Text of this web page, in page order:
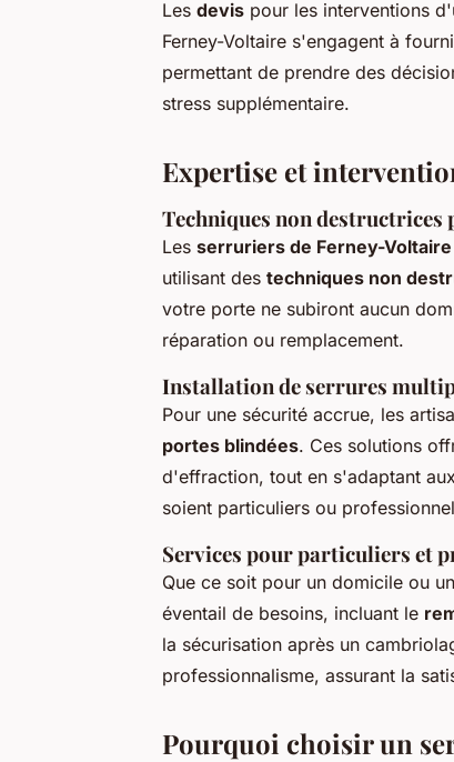
Les devis pour les interventions
Ferney-Voltaire s'engagent à
permettant de prendre des
stress supplémentaire.
Expertise et
Techniques non
Les serruriers de Ferney-Voltaire
utilisant des techniques non
votre porte ne subiront aucun
réparation ou remplacement.
Installation de serrures
Pour une sécurité accrue, les
portes blindées. Ces solutions
d'effraction, tout en s'adaptant
soient particuliers ou
Services pour particuliers et
Que ce soit pour un domicile ou
éventail de besoins, incluant le
la sécurisation après un
professionnalisme, assurant la
Pourquoi choisir un